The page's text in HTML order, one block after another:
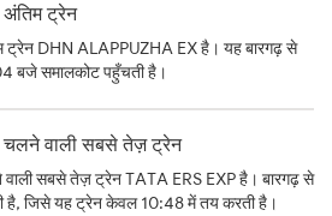
ट्रेन
ट्रेन DHN ALAPPUZHA EX है। यह बारगढ़ से
बजे समालकोट पहुँचती है।
चलने वाली सबसे तेज़ ट्रेन
सबसे तेज़ ट्रेन TATA ERS EXP है। बारगढ़ से
है, जिसे यह ट्रेन केवल 10:48 में तय करती है।